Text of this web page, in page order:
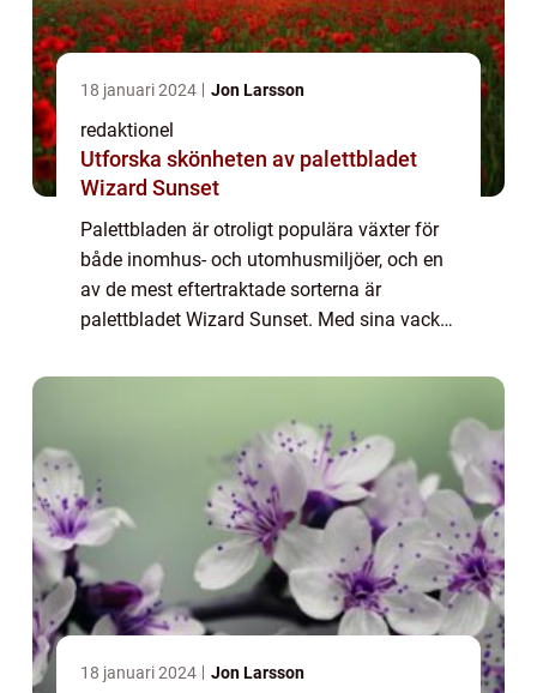
18 januari 2024 Jon Larsson
redaktionel
Utforska skönheten av palettbladet
Wizard Sunset
Palettbladen är otroligt populära växter för
både inomhus- och utomhusmiljöer, och en
av de mest eftertraktade sorterna är
palettbladet Wizard Sunset. Med sina vackra
denna sort fångat intresset hos trädgård...
18 januari 2024 Jon Larsson